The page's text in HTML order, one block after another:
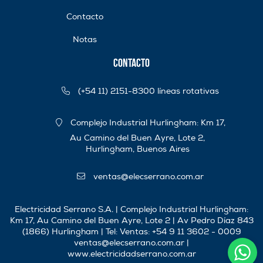
Contacto
Notas
Contacto
(+54 11) 2151-8300 líneas rotativas
Complejo Industrial Hurlingham: Km 17,
Au Camino del Buen Ayre, Lote 2,
Hurlingham, Buenos Aires
ventas@elecserrano.com.ar
Electricidad Serrano S.A. | Complejo Industrial Hurlingham:
Km 17, Au Camino del Buen Ayre, Lote 2 | Av Pedro Díaz 843
(1866) Hurlingham | Tel: Ventas: +54 9 11 3602 - 0009
ventas@elecserrano.com.ar |
www.electricidadserrano.com.ar